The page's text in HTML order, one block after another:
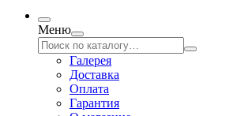
Меню
Галерея
Доставка
Оплата
Гарантия